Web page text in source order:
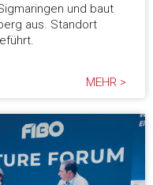
und baut
aus. Standort
MEHR >